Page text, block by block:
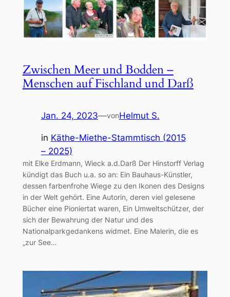
Zwischen Meer und Bodden –
Menschen auf Fischland und Darß
Jan. 24, 2023—vonHelmut S.
in Käthe-Miethe-Stammtisch (2015
– 2025)
mit Elke Erdmann, Wieck a.d.Darß Der Hinstorff Verlag
kündigt das Buch u.a. so an: Ein Bauhaus-Künstler,
dessen farbenfrohe Wiege zu den Ikonen des Designs
in der Welt gehört. Eine Autorin, deren viel gelesene
Bücher eine Pioniertat waren, Ein Umweltschützer, der
sich der Bewahrung der Natur und des
Nationalparkgedankens widmet. Eine Malerin, die es
„zur See…